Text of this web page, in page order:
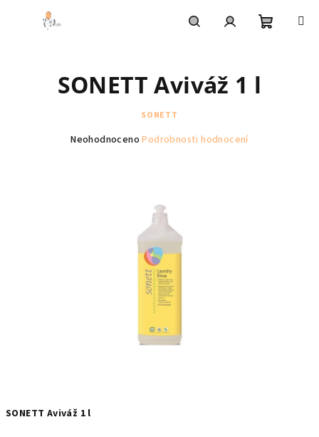
SONETT Aviváž 1 l
SONETT Aviváž 1 l
SONETT
Průměrné
Neohodnoceno Podrobnosti hodnocení